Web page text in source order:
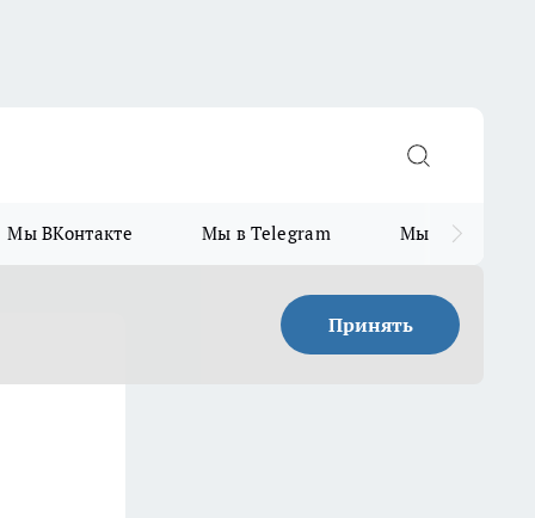
Мы ВКонтакте Мы в Telegram Мы в MAX
Принять